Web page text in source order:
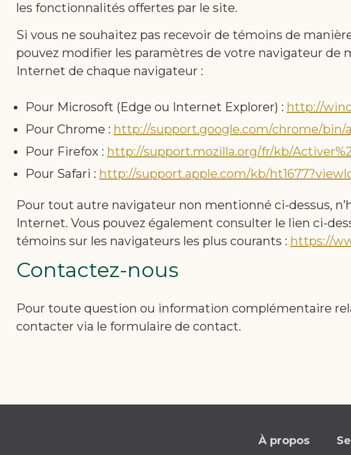
les fonctionnalités offertes par le site.
Si vous ne souhaitez pas recevoir de témoins de
pouvez modifier les paramètres de votre navigateur
Internet de chaque navigateur :
Pour Microsoft (Edge ou Internet Explorer) : http://
Pour Chrome : http://support.google.com/chrome/bin/
Pour Firefox : http://support.mozilla.org/fr/kb/
Pour Safari : http://support.apple.com/kb/
Pour tout autre navigateur non mentionné ci-dessus,
Internet. Vous pouvez également consulter le lien ci-
témoins sur les navigateurs les plus courants : https://
Contactez-nous
Pour toute question ou information complémentaire
contacter via le formulaire de contact.
À propos